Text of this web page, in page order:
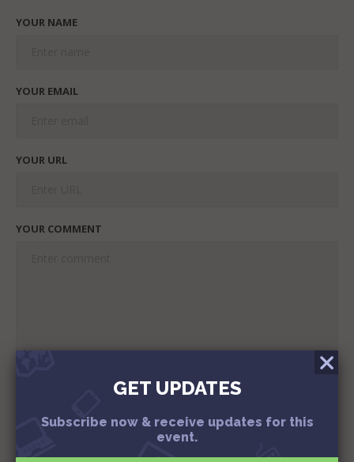
YOUR NAME
YOUR EMAIL
YOUR URL
YOUR COMMENT
GET UPDATES
Subscribe now & receive updates for this
event.